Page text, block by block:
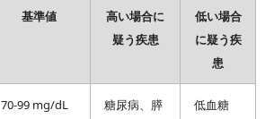
基準値
高い場合に
疑う疾患
低い場合
に疑う疾
患
70-99 mg/dL
糖尿病、膵
低血糖